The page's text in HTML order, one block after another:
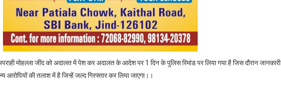
मोहल्ला जींद को अदालत में पेश कर अदालत के आदेश पर 1 दिन के पुलिस रिमांड पर लिया गया है जिस दौरान जानकारी
आरोपियों की तलाश में है जिन्हें जल्द गिरफ्तार कर लिया जाएगा।।